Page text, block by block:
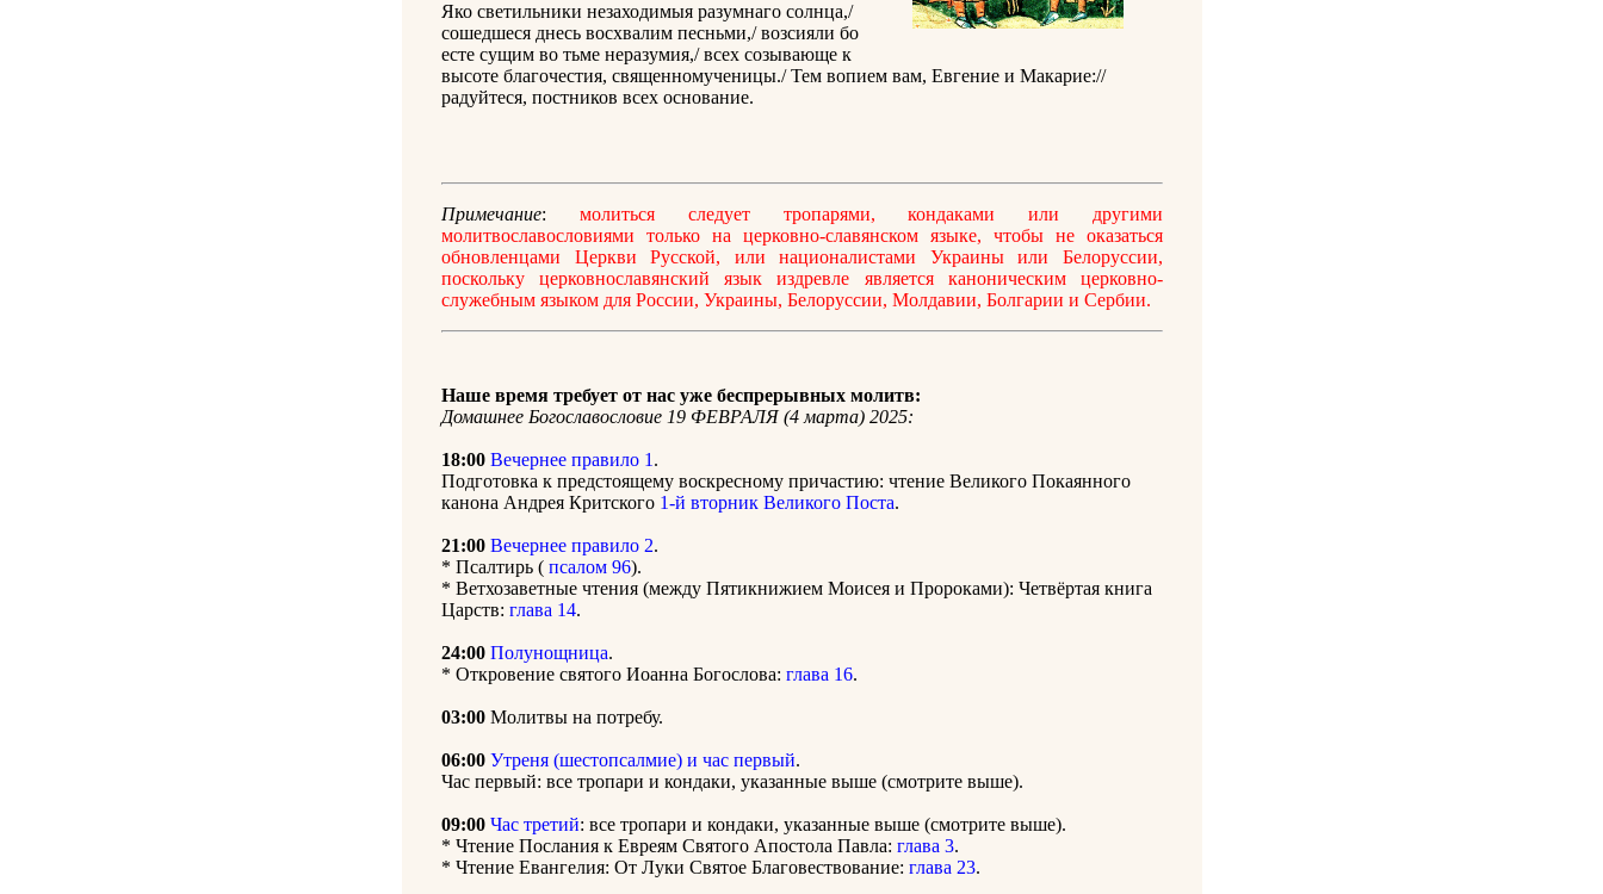
Яко светильники незаходимыя разумнаго солнца,/
сошедшеся днесь восхвалим песньми,/ возсияли бо
есте сущим во тьме неразумия,/ всех созывающе к
высоте благочестия, священномученицы./ Тем вопием вам, Евгение и Макарие://
радуйтеся, постников всех основание.
Примечание: молиться следует тропарями, кондаками или другими
молитвославословиями только на церковно-славянском языке, чтобы не оказаться
обновленцами Церкви Русской, или националистами Украины или Белоруссии,
поскольку церковнославянский язык издревле является каноническим церковно-
служебным языком для России, Украины, Белоруссии, Молдавии, Болгарии и Сербии.
Наше время требует от нас уже беспрерывных молитв:
Домашнее Богославословие 19 ФЕВРАЛЯ (4 марта) 2025:
18:00 Вечернее правило 1.
Подготовка к предстоящему воскресному причастию: чтение Великого Покаянного
канона Андрея Критского 1-й вторник Великого Поста.
21:00 Вечернее правило 2.
* Псалтирь ( псалом 96).
* Ветхозаветные чтения (между Пятикнижием Моисея и Пророками): Четвёртая книга
Царств: глава 14.
24:00 Полунощница.
* Откровение святого Иоанна Богослова: глава 16.
03:00 Молитвы на потребу.
06:00 Утреня (шестопсалмие) и час первый.
Час первый: все тропари и кондаки, указанные выше (смотрите выше).
09:00 Час третий: все тропари и кондаки, указанные выше (смотрите выше).
* Чтение Послания к Евреям Святого Апостола Павла: глава 3.
* Чтение Евангелия: От Луки Святое Благовествование: глава 23.